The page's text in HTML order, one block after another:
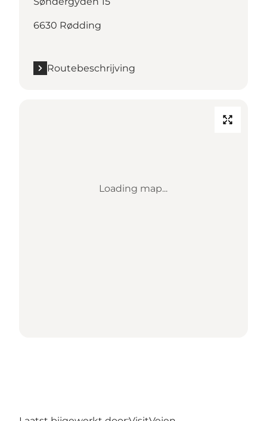
6630 Rødding
Routebeschrijving
Loading map...